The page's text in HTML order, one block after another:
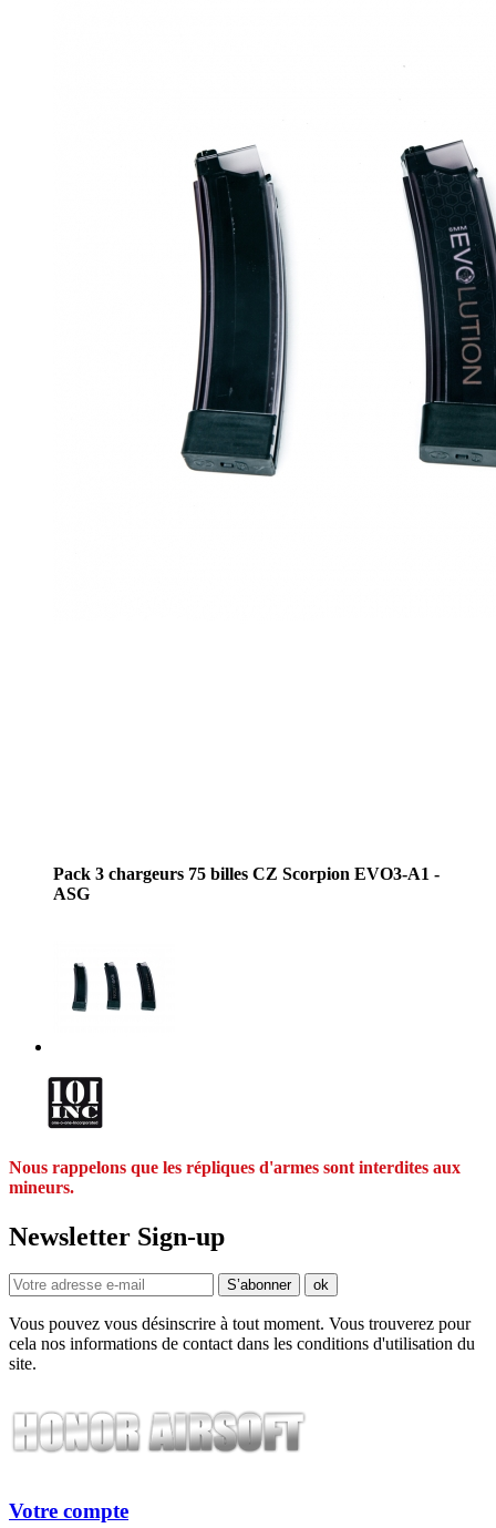
Pack 3 chargeurs 75 billes CZ Scorpion EVO3-A1 -
ASG
Nous rappelons que les répliques d'armes sont interdites aux
mineurs.
Newsletter Sign-up
Vous pouvez vous désinscrire à tout moment. Vous trouverez pour
cela nos informations de contact dans les conditions d'utilisation du
site.
Votre compte